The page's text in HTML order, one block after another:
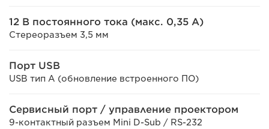
12 В постоянного тока (макс. 0,35 А)
Стереоразъем 3,5 мм
Порт USB
USB тип A (обновление встроенного ПО)
Сервисный порт / управление проектором
9-контактный разъем Mini D-Sub / RS-232